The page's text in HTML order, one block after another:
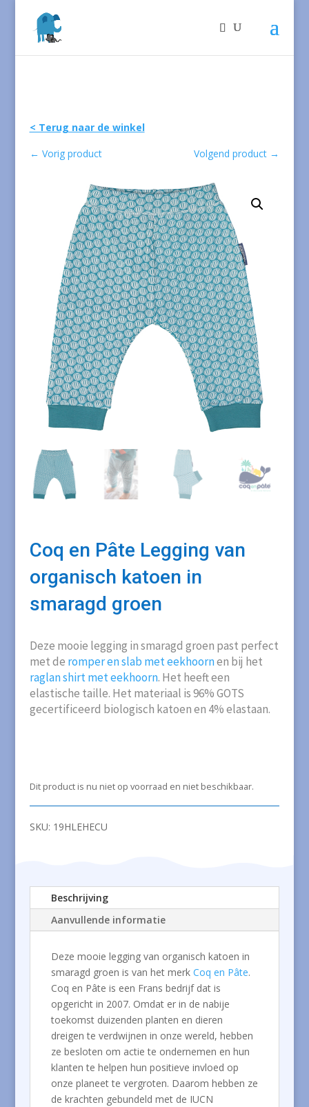
< Terug naar de winkel
← Vorig product Volgend product →
Coq en Pâte Legging van
organisch katoen in
smaragd groen
Deze mooie legging in smaragd groen past perfect
met de romper en slab met eekhoornen bij het
raglan shirt met eekhoorn. Het heeft een
elastische taille. Het materiaal is 96% GOTS
gecertificeerd biologisch katoen en 4% elastaan.
Dit product is nu niet op voorraad en niet beschikbaar.
SKU: 19HLEHECU
Beschrijving
Aanvullende informatie
Deze mooie legging van organisch katoen in
smaragd groen is van het merk Coq en Pâte.
Coq en Pâte is een Frans bedrijf dat is
opgericht in 2007. Omdat er in de nabije
toekomst duizenden planten en dieren
dreigen te verdwijnen in onze wereld, hebben
ze besloten om actie te ondernemen en hun
klanten te helpen hun positieve invloed op
onze planeet te vergroten. Daarom hebben ze
de krachten gebundeld met de IUCN